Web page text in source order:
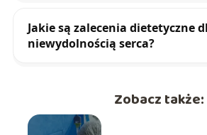
Jakie są zalecenia dietetyczne
niewydolnością serca?
Zobacz także: